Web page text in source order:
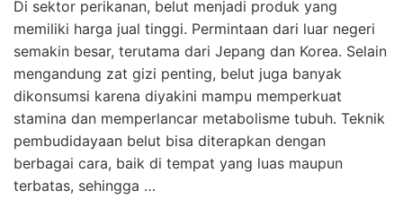
Di sektor perikanan, belut menjadi produk yang
memiliki harga jual tinggi. Permintaan dari luar negeri
semakin besar, terutama dari Jepang dan Korea. Selain
mengandung zat gizi penting, belut juga banyak
dikonsumsi karena diyakini mampu memperkuat
stamina dan memperlancar metabolisme tubuh. Teknik
pembudidayaan belut bisa diterapkan dengan
berbagai cara, baik di tempat yang luas maupun
terbatas, sehingga …